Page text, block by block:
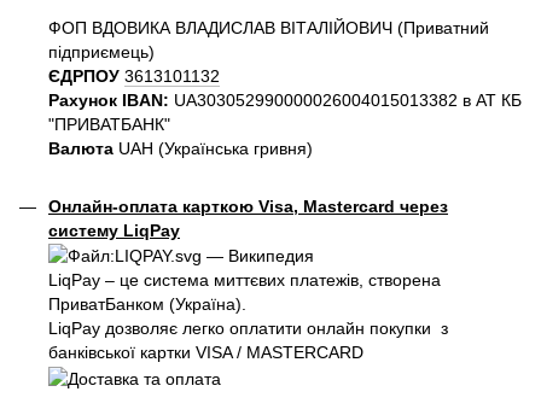
ФОП ВДОВИКА ВЛАДИСЛАВ ВІТАЛІЙОВИЧ (Приватний
пiдприємець)
ЄДРПОУ 3613101132
Рахунок IBAN: UA303052990000026004015013382 в АТ КБ
"ПРИВАТБАНК"
Валюта UAH (Українська гривня)
Онлайн-оплата карткою Visa, Mastercard через
систему LiqPay
LiqPay – це система миттєвих платежів, створена
ПриватБанком (Україна).
LiqPay дозволяє легко оплатити онлайн покупки з
банківської картки VISA / MASTERCARD